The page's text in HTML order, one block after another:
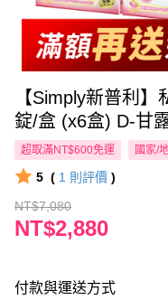
【Simply新普利
錠/盒 (x6盒) D-甘
超取滿NT$600免運 國家/
5 ( 1 則評價 )
NT$7,080
NT$2,880
付款與運送方式